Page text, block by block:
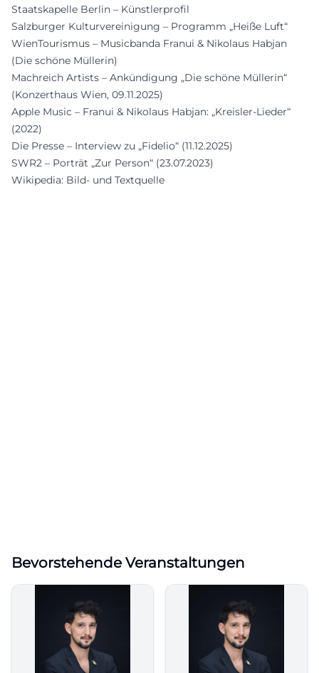
Staatskapelle Berlin – Künstlerprofil
Salzburger Kulturvereinigung – Programm „Heiße Luft“
WienTourismus – Musicbanda Franui & Nikolaus Habjan
(Die schöne Müllerin)
Machreich Artists – Ankündigung „Die schöne Müllerin“
(Konzerthaus Wien, 09.11.2025)
Apple Music – Franui & Nikolaus Habjan: „Kreisler-Lieder“
(2022)
Die Presse – Interview zu „Fidelio“ (11.12.2025)
SWR2 – Porträt „Zur Person“ (23.07.2023)
Wikipedia: Bild- und Textquelle
Bevorstehende Veranstaltungen